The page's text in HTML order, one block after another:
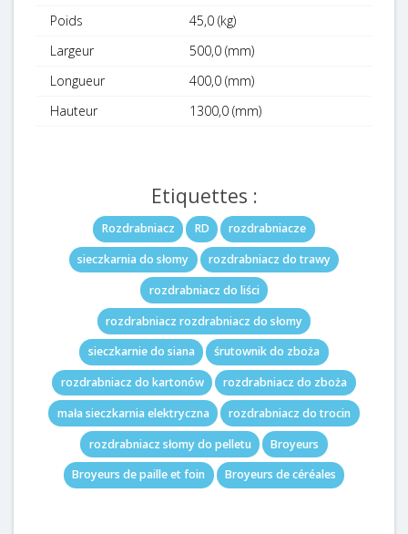
Poids
45,0 (kg)
Largeur
500,0 (mm)
Longueur
400,0 (mm)
Hauteur
1300,0 (mm)
Etiquettes :
Rozdrabniacz RD
rozdrabniacze
sieczkarnia do słomy
rozdrabniacz do trawy
rozdrabniacz do liści
rozdrabniacz rozdrabniacz do słomy
sieczkarnie do siana
śrutownik do zboża
rozdrabniacz do kartonów
rozdrabniacz do zboża
mała sieczkarnia elektryczna
rozdrabniacz do trocin
rozdrabniacz słomy do pelletu
Broyeurs
Broyeurs de paille et foin
Broyeurs de céréales